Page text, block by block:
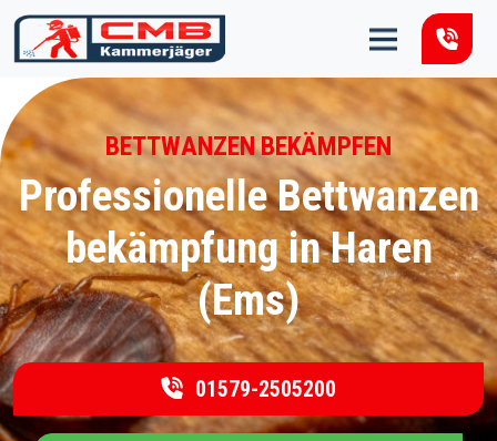
Zum Inhalt springen
BETTWANZEN BEKÄMPFEN
Professionelle Bettwanzen
bekämpfung in Haren
(Ems)
01579-2505200